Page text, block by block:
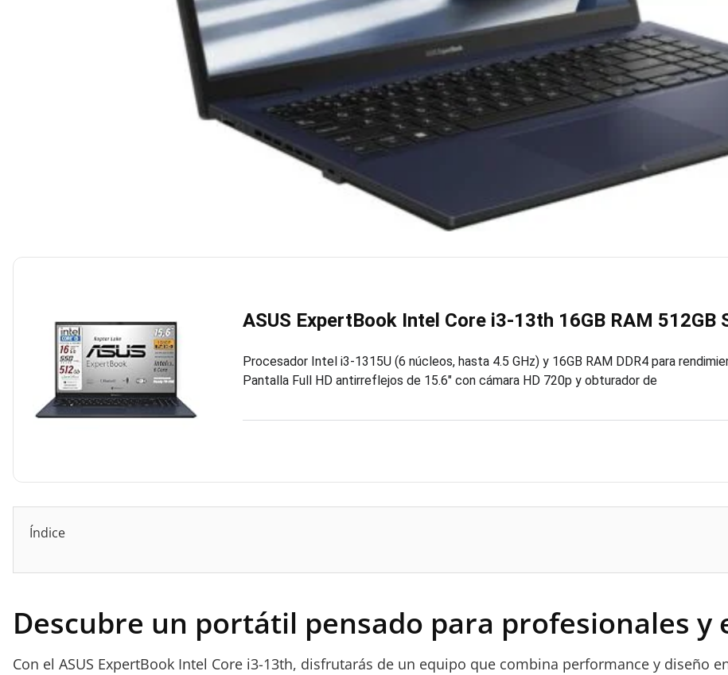
ASUS ExpertBook Intel Core i3-13th 16GB RAM 512GB
Procesador Intel i3-1315U (6 núcleos, hasta 4.5 GHz) y 16GB RAM DDR4 para
Pantalla Full HD antirreflejos de 15.6″ con cámara HD 720p y obturador de
Índice
Descubre un portátil pensado para profesionales y
Con el ASUS ExpertBook Intel Core i3-13th, disfrutarás de un equipo que combina performance y diseño